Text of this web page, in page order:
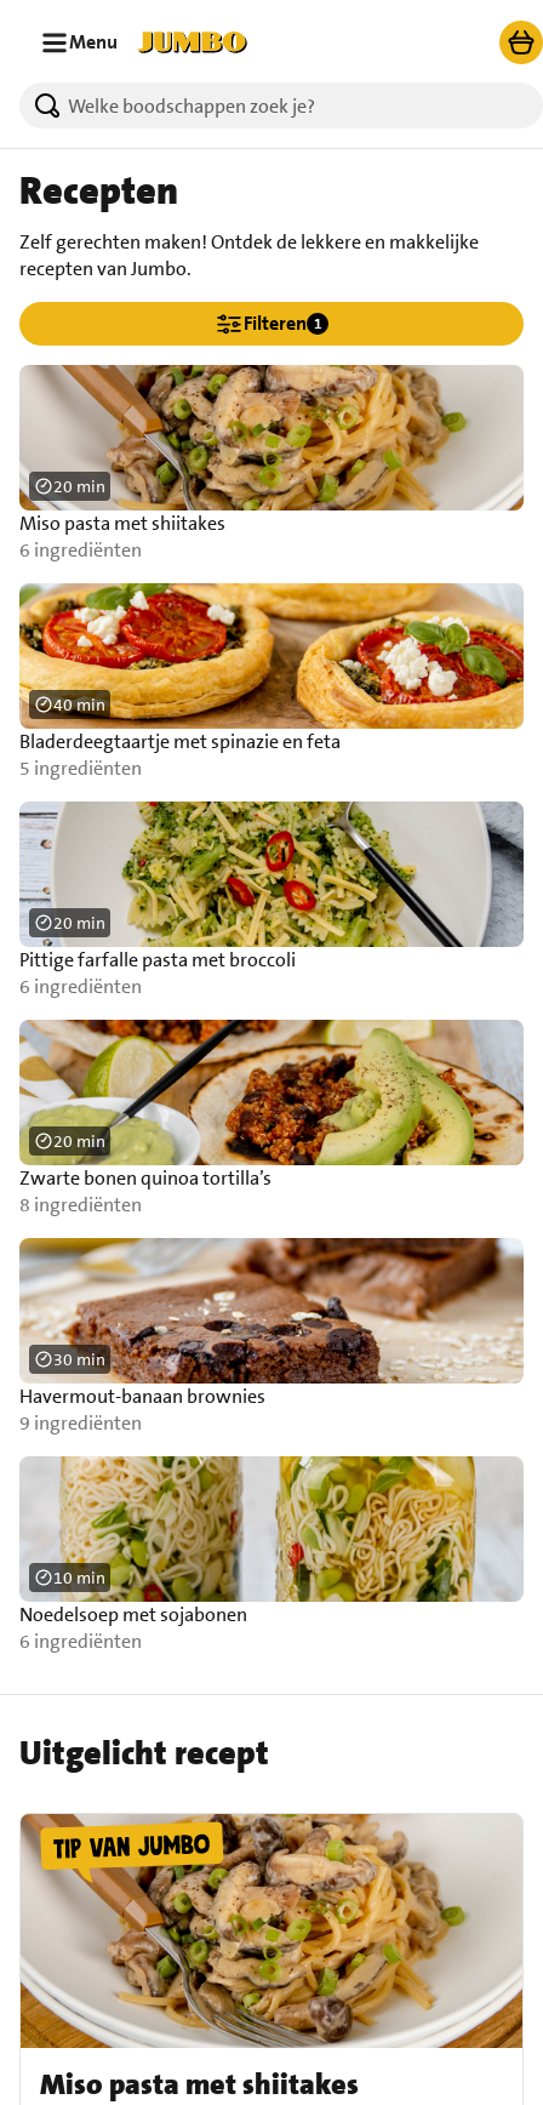
Menu
Recepten
Zelf gerechten maken! Ontdek de lekkere en makkelijke
recepten van Jumbo.
Filteren 1
Miso pasta met shiitakes
6 ingrediënten
20 min
Bladerdeegtaartje met spinazie en feta
5 ingrediënten
40 min
Pittige farfalle pasta met broccoli
6 ingrediënten
20 min
Zwarte bonen quinoa tortilla’s
8 ingrediënten
20 min
Havermout-banaan brownies
9 ingrediënten
30 min
Noedelsoep met sojabonen
6 ingrediënten
10 min
Uitgelicht recept
Miso pasta met shiitakes